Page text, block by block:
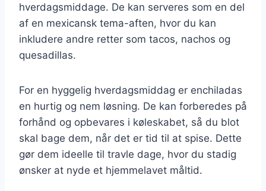
hverdagsmiddage. De kan serveres som en del
af en mexicansk tema-aften, hvor du kan
inkludere andre retter som tacos, nachos og
quesadillas.
For en hyggelig hverdagsmiddag er enchiladas
en hurtig og nem løsning. De kan forberedes på
forhånd og opbevares i køleskabet, så du blot
skal bage dem, når det er tid til at spise. Dette
gør dem ideelle til travle dage, hvor du stadig
ønsker at nyde et hjemmelavet måltid.